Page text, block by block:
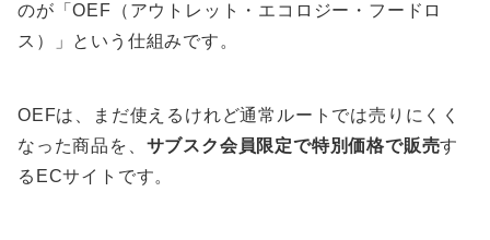
のが「OEF（アウトレット・エコロジー・フードロ
ス）」という仕組みです。
OEFは、まだ使えるけれど通常ルートでは売りにくく
なった商品を、 サブスク会員限定で特別価格で販売す
るECサイトです。